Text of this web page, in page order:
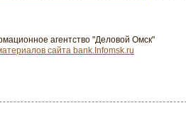
агентство "Деловой Омск"
сайта bank.Infomsk.ru